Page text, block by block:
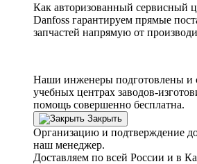
Как авторизованный сервисный
Danfoss гарантируем прямые
запчастей напрямую от
Наши инженеры подготовлены и
учебных центрах заводов-
помощь совершенно бесплатна.
Закрыть
Организацию и подтверждение
наш менеджер.
Доставляем по всей России